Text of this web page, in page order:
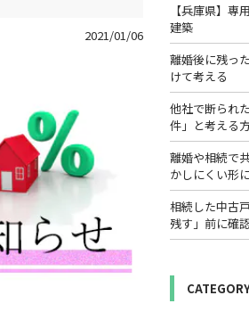
2021/01/06
【兵庫県】
建築
離婚後に残っ
けて考える
他社で断られ
件」と考える
離婚や相続で
かしにくい形
相続した中古
残す」前に確